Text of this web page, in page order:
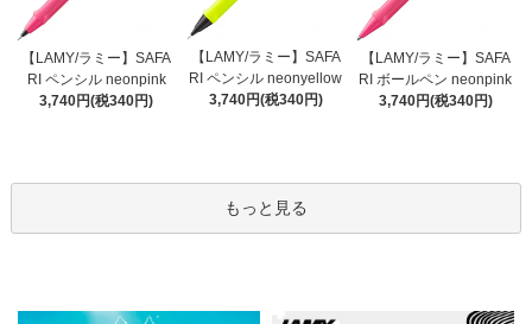
【LAMY/ラミー】SAFA
RI ペンシル neonpink
3,740円(税340円)
【LAMY/ラミー】SAFA
RI ペンシル neonyellow
3,740円(税340円)
【LAMY/ラミー】SAFA
RI ボールペン neonpink
3,740円(税340円)
もっと見る